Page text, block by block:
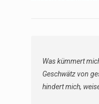
Was kümmert
Geschwätz von
hindert mich,